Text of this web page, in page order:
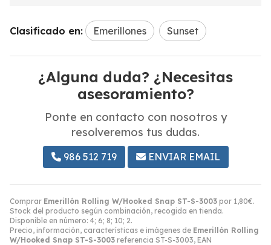
Comprar Emerillón Rolling W/Hooked Snap ST-S-3003 por 1,80€.
Stock del producto según combinación, recogida en tienda.
Disponible en número: 4; 6; 8; 10; 2.
Precio, información, características e imágenes de Emerillón Rolling
W/Hooked Snap ST-S-3003 referencia ST-S-3003, EAN
Clasificado en: Emerillones Sunset
¿Alguna duda? ¿Necesitas
asesoramiento?
Ponte en contacto con nosotros y
resolveremos tus dudas.
986 512 719 ENVIAR EMAIL